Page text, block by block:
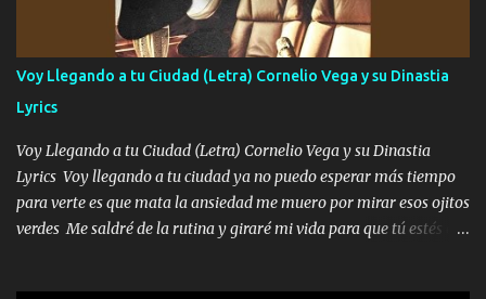
enamora pa describirte unas cuantas horas también pregunta que
quiero contigo que seas dichosa al estar conmigo Y ya borracho
contéstame la llamada pa dedicarte unas bonitas palabras así
borracho me animo a decirte todo y puedo describirlo mucho que
me encantes Decirte que me siento muy feliz y emocionado por
tenerte aquí espero que quiera...
Voy Llegando a tu Ciudad (Letra) Cornelio Vega y su Dinastia
Lyrics
Voy Llegando a tu Ciudad (Letra) Cornelio Vega y su Dinastia
Lyrics Voy llegando a tu ciudad ya no puedo esperar más tiempo
para verte es que mata la ansiedad me muero por mirar esos ojitos
verdes Me saldré de la rutina y giraré mi vida para que tú estés en